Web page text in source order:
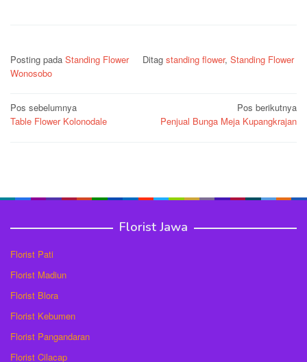
Posting pada Standing Flower Ditag standing flower, Standing Flower
Wonosobo
Navigasi
pos
Pos sebelumnya
Table Flower Kolonodale
Pos berikutnya
Penjual Bunga Meja Kupangkrajan
Florist Jawa
Florist Pati
Florist Madiun
Florist Blora
Florist Kebumen
Florist Pangandaran
Florist Cilacap